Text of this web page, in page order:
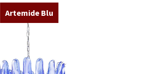
Artemide Blu